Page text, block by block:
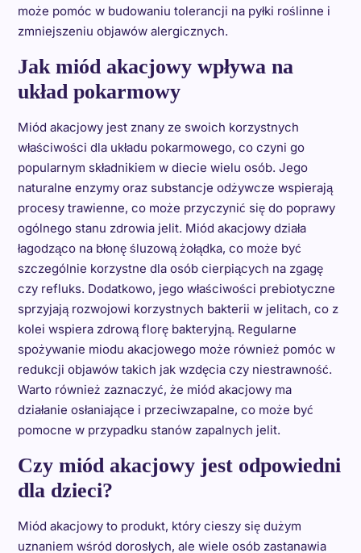
może pomóc w budowaniu tolerancji na pyłki roślinne i
zmniejszeniu objawów alergicznych.
Jak miód akacjowy wpływa na
układ pokarmowy
Miód akacjowy jest znany ze swoich korzystnych
właściwości dla układu pokarmowego, co czyni go
popularnym składnikiem w diecie wielu osób. Jego
naturalne enzymy oraz substancje odżywcze wspierają
procesy trawienne, co może przyczynić się do poprawy
ogólnego stanu zdrowia jelit. Miód akacjowy działa
łagodząco na błonę śluzową żołądka, co może być
szczególnie korzystne dla osób cierpiących na zgagę
czy refluks. Dodatkowo, jego właściwości prebiotyczne
sprzyjają rozwojowi korzystnych bakterii w jelitach, co z
kolei wspiera zdrową florę bakteryjną. Regularne
spożywanie miodu akacjowego może również pomóc w
redukcji objawów takich jak wzdęcia czy niestrawność.
Warto również zaznaczyć, że miód akacjowy ma
działanie osłaniające i przeciwzapalne, co może być
pomocne w przypadku stanów zapalnych jelit.
Czy miód akacjowy jest odpowiedni
dla dzieci?
Miód akacjowy to produkt, który cieszy się dużym
uznaniem wśród dorosłych, ale wiele osób zastanawia